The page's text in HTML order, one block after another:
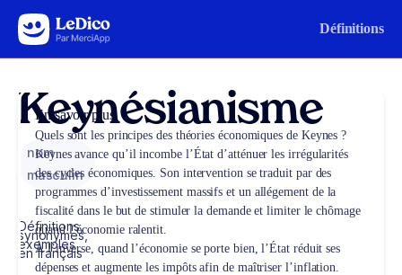
Aller au contenu Définitions
Keynésianisme
nom
masculin
Définitions,
synonymes,
exemples
en français
En savoir plus
Quels sont les principes des théories économiques de Keynes ?
Keynes avance qu’il incombe l’État d’atténuer les irrégularités
des cycles économiques. Son intervention se traduit par des
programmes d’investissement massifs et un allégement de la
fiscalité dans le but de stimuler la demande et limiter le chômage
quand l’économie ralentit.
À l’inverse, quand l’économie se porte bien, l’État réduit ses
dépenses et augmente les impôts afin de maîtriser l’inflation.